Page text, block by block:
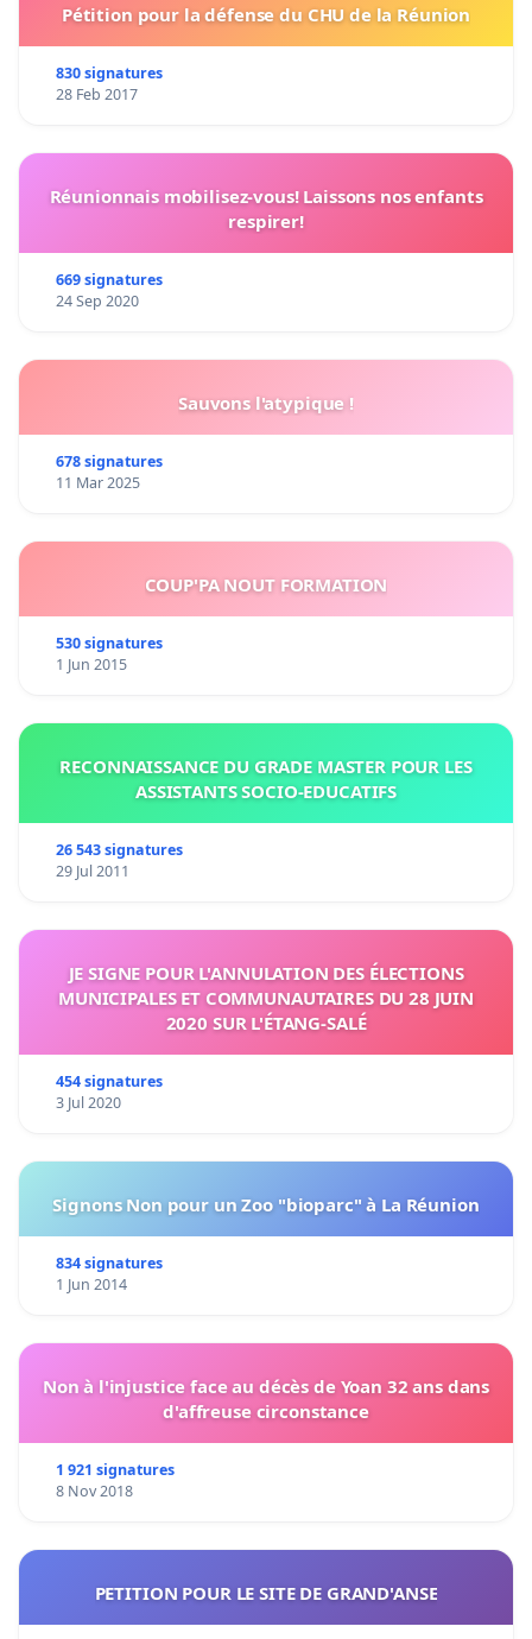
Pétition pour la défense du CHU de la Réunion
830 signatures
28 Feb 2017
Réunionnais mobilisez-vous! Laissons nos enfants
respirer!
669 signatures
24 Sep 2020
Sauvons l'atypique !
678 signatures
11 Mar 2025
COUP'PA NOUT FORMATION
530 signatures
1 Jun 2015
RECONNAISSANCE DU GRADE MASTER POUR LES
ASSISTANTS SOCIO-EDUCATIFS
26 543 signatures
29 Jul 2011
JE SIGNE POUR L'ANNULATION DES ÉLECTIONS
MUNICIPALES ET COMMUNAUTAIRES DU 28 JUIN
2020 SUR L'ÉTANG-SALÉ
454 signatures
3 Jul 2020
Signons Non pour un Zoo "bioparc" à La Réunion
834 signatures
1 Jun 2014
Non à l'injustice face au décès de Yoan 32 ans dans
d'affreuse circonstance
1 921 signatures
8 Nov 2018
PETITION POUR LE SITE DE GRAND'ANSE